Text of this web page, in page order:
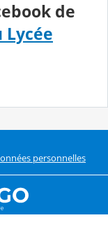
de
Lycée
personnelles